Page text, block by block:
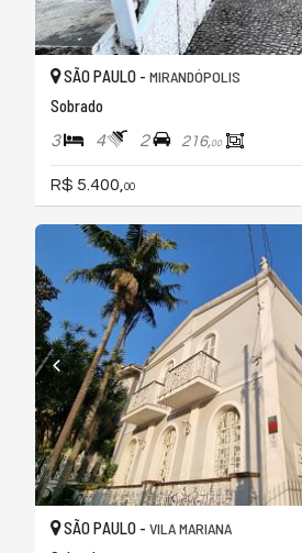
SÃO PAULO - MIRANDÓPOLIS
Sobrado
3 4 2 216,00
R$ 5.400,00
SÃO PAULO - VILA MARIANA